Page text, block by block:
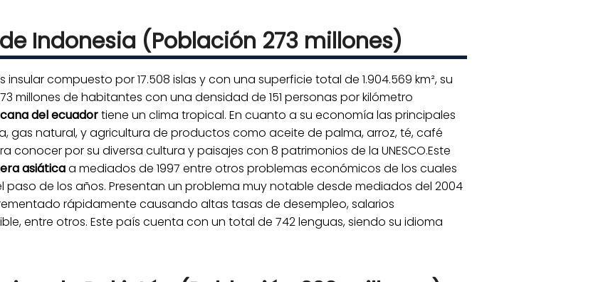
Indonesia (Población 273 millones)
compuesto por 17.508 islas y con una superficie total de 1.904.569 km², su
millones de habitantes con una densidad de 151 personas por kilómetro
del ecuadortiene un clima tropical. En cuanto a su economía las principales
gas natural, y agricultura de productos como aceite de palma, arroz, té, café
conocer por su diversa cultura y paisajes con 8 patrimonios de la UNESCO.Este
asiáticaa mediados de 1997 entre otros problemas económicos de los cuales
de los años. Presentan un problema muy notable desde mediados del 2004
rápidamente causando altas tasas de desempleo, salarios
entre otros. Este país cuenta con un total de 742 lenguas, siendo su idioma